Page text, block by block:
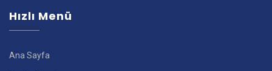
Hızlı Menü
Ana Sayfa